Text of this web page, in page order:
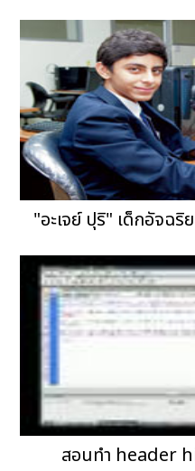
"อะเจย์ ปุริ" เด็กอัจฉริ
สอนทำ header